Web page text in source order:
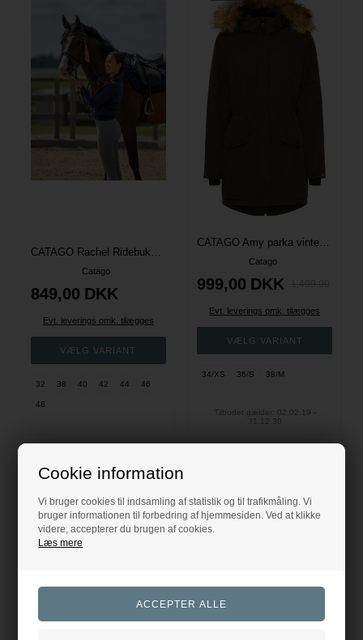
Cookie information
Vi bruger cookies til indsamling af statistik og til trafikmåling. Vi
bruger informationen til forbedring af hjemmesiden. Ved at klikke
videre, accepterer du brugen af cookies.
Læs mere
Catago
849,00 DKK
Evt. leverings omk. tilægges
32 38 40 42 44 46
48
Catago
999,00 DKK
Evt. leverings omk. tilægges
34/XS 36/S 38/M
Tilbudet gælder: 02.02.19 -
31.12.30